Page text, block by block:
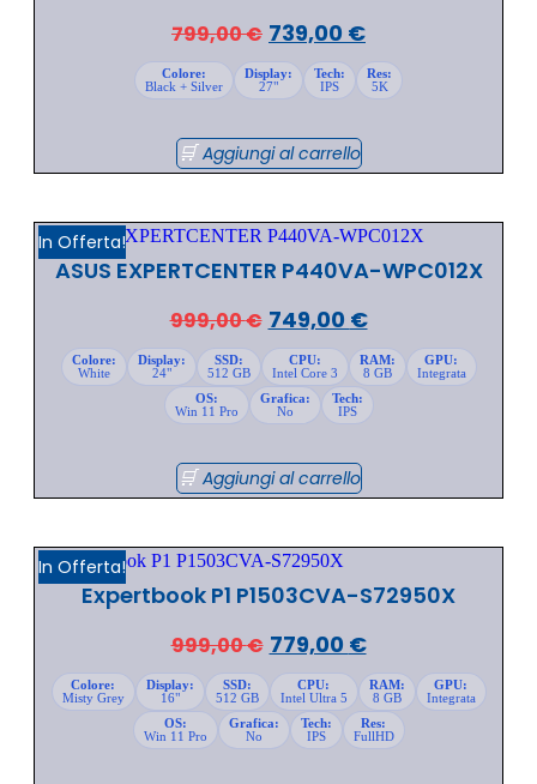
799,00€ 739,00 €
Colore:
Black + Silver
Display:
27"
Tech:
IPS
Res:
5K
Aggiungi al carrello
In Offerta!
ASUS EXPERTCENTER P440VA-WPC012X
999,00€ 749,00 €
Colore:
White
Display:
24"
SSD:
512 GB
CPU:
Intel Core 3
RAM:
8 GB
GPU:
Integrata
OS:
Win 11 Pro
Grafica:
No
Tech:
IPS
Aggiungi al carrello
In Offerta!
Expertbook P1 P1503CVA-S72950X
999,00€ 779,00 €
Colore:
Misty Grey
Display:
16"
SSD:
512 GB
CPU:
Intel Ultra 5
RAM:
8 GB
GPU:
Integrata
OS:
Win 11 Pro
Grafica:
No
Tech:
IPS
Res:
FullHD